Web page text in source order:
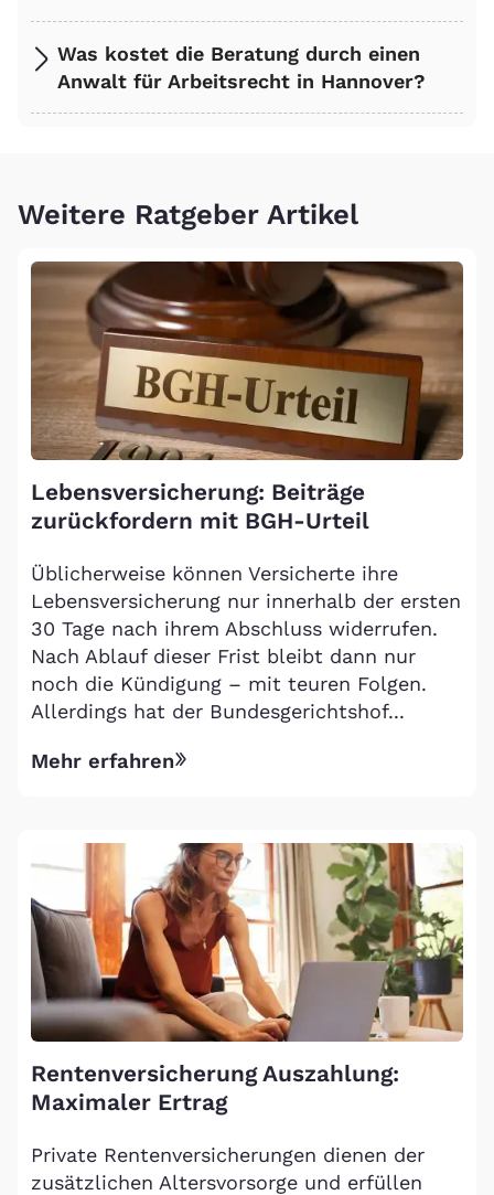
Was kostet die Beratung durch einen
Anwalt für Arbeitsrecht in Hannover?
Weitere Ratgeber Artikel
Lebensversicherung: Beiträge
zurückfordern mit BGH-Urteil
Üblicherweise können Versicherte ihre
Lebensversicherung nur innerhalb der ersten
30 Tage nach ihrem Abschluss widerrufen.
Nach Ablauf dieser Frist bleibt dann nur
noch die Kündigung – mit teuren Folgen.
Allerdings hat der Bundesgerichtshof...
Mehr erfahren
Rentenversicherung Auszahlung:
Maximaler Ertrag
Private Rentenversicherungen dienen der
zusätzlichen Altersvorsorge und erfüllen